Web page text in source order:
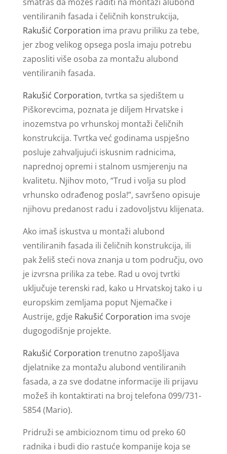
ventiliranih fasada i čeličnih konstrukcija,
Rakušić Corporation ima pravu priliku za tebe,
jer zbog velikog opsega posla imaju potrebu
zaposliti više osoba za montažu alubond
ventiliranih fasada.
Rakušić Corporation, tvrtka sa sjedištem u
Piškorevcima, poznata je diljem Hrvatske i
inozemstva po vrhunskoj montaži čeličnih
konstrukcija. Tvrtka već godinama uspješno
posluje zahvaljujući iskusnim radnicima,
naprednoj opremi i stalnom usmjerenju na
kvalitetu. Njihov moto, “Trud i volja su plod
vrhunsko odrađenog posla!”, savršeno opisuje
njihovu predanost radu i zadovoljstvu klijenata.
Ako imaš iskustva u montaži alubond
ventiliranih fasada ili čeličnih konstrukcija, ili
pak želiš steći nova znanja u tom području, ovo
je izvrsna prilika za tebe. Rad u ovoj tvrtki
uključuje terenski rad, kako u Hrvatskoj tako i u
europskim zemljama poput Njemačke i
Austrije, gdje Rakušić Corporation ima svoje
dugogodišnje projekte.
Rakušić Corporation trenutno zapošljava
djelatnike za montažu alubond ventiliranih
fasada, a za sve dodatne informacije ili prijavu
možeš ih kontaktirati na broj telefona 099/731-
5854 (Mario).
Pridruži se ambicioznom timu od preko 60
radnika i budi dio rastuće kompanije koja se